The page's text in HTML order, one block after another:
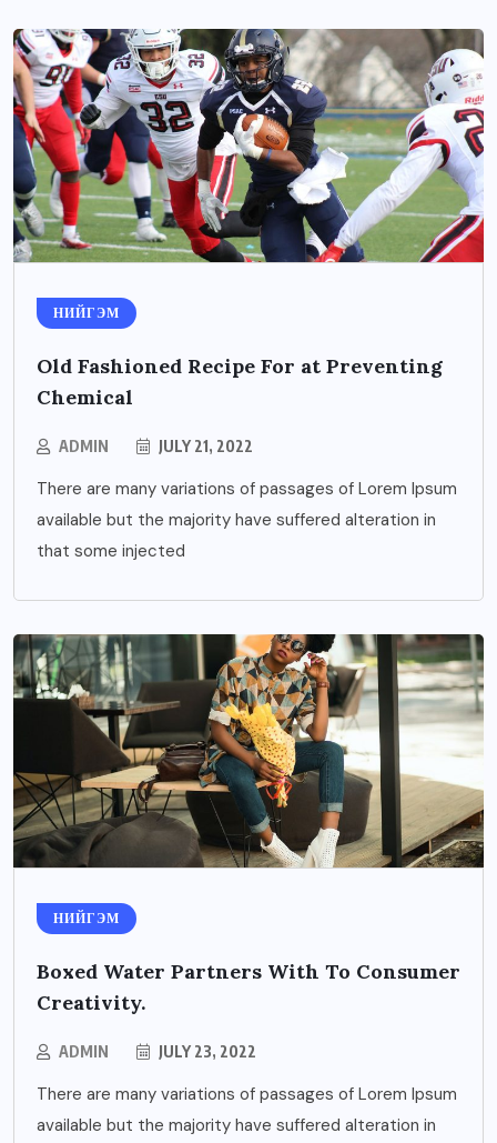
НИЙГЭМ
Old Fashioned Recipe For at Preventing
Chemical
ADMIN JULY 21, 2022
There are many variations of passages of Lorem Ipsum
available but the majority have suffered alteration in
that some injected
НИЙГЭМ
Boxed Water Partners With To Consumer
Creativity.
ADMIN JULY 23, 2022
There are many variations of passages of Lorem Ipsum
available but the majority have suffered alteration in